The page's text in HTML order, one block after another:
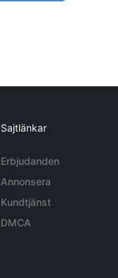
Sajtlänkar
Erbjudanden
Annonsera
Kundtjänst
DMCA